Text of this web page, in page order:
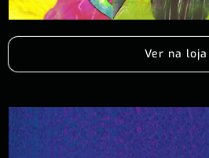
Ver na loja